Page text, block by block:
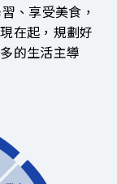
、享受美食，
在起，規劃好
的生活主導